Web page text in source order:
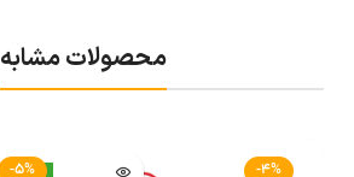
محصولات مشابه
-4%
-5%